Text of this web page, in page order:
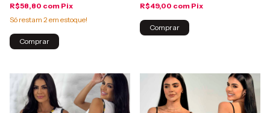
R$58,80 com Pix
Só restam 2em estoque!
Comprar
R$49,00 com Pix
Comprar